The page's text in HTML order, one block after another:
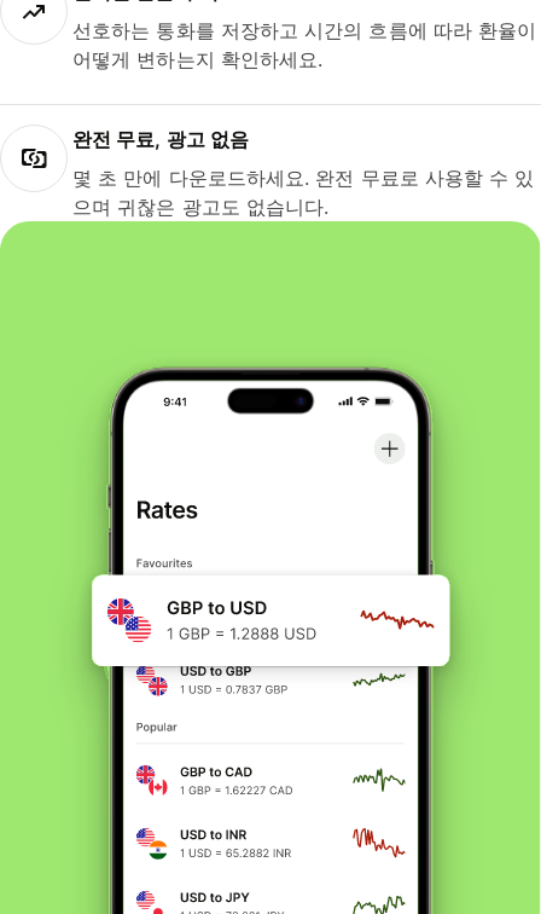
선호하는 통화를 저장하고 시간의 흐름에 따라 환율이
어떻게 변하는지 확인하세요.
완전 무료, 광고 없음
몇 초 만에 다운로드하세요. 완전 무료로 사용할 수 있
으며 귀찮은 광고도 없습니다.